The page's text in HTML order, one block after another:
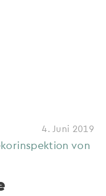
4. Juni 2019
von